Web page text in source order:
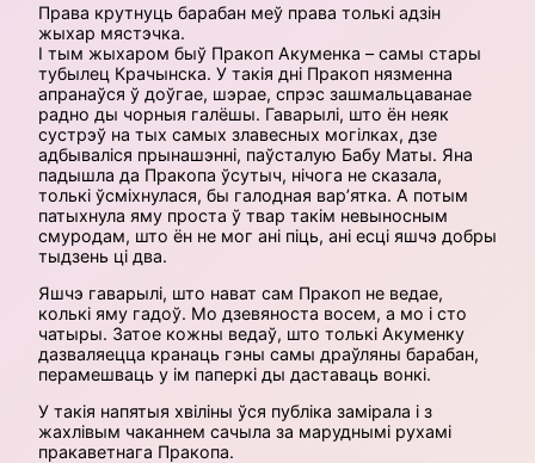
Права крутнуць барабан меў права толькі адзін
жыхар мястэчка.
І тым жыхаром быў Пракоп Акуменка – самы стары
тубылец Крачынска. У такія дні Пракоп нязменна
апранаўся ў доўгае, шэрае, спрэс зашмальцаванае
радно ды чорныя галёшы. Гаварылі, што ён неяк
сустрэў на тых самых злавесных могілках, дзе
адбываліся прынашэнні, паўсталую Бабу Маты. Яна
падышла да Пракопа ўсутыч, нічога не сказала,
толькі ўсміхнулася, бы галодная вар’ятка. А потым
патыхнула яму проста ў твар такім невыносным
смуродам, што ён не мог ані піць, ані есці яшчэ добры
тыдзень ці два.
Яшчэ гаварылі, што нават сам Пракоп не ведае,
колькі яму гадоў. Мо дзевяноста восем, а мо і сто
чатыры. Затое кожны ведаў, што толькі Акуменку
дазваляецца кранаць гэны самы драўляны барабан,
перамешваць у ім паперкі ды даставаць вонкі.
У такія напятыя хвіліны ўся публіка замірала і з
жахлівым чаканнем сачыла за маруднымі рухамі
пракаветнага Пракопа.